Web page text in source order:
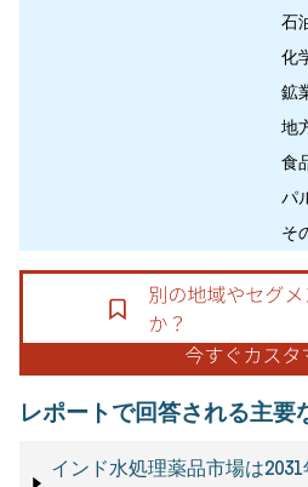
石
化
鉱
地
食
パ
そ
レポートで回答される主要
インド水処理薬品市場は